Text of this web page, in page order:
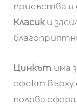
присъства и
Класик и
Цинкът има
ефект
полова